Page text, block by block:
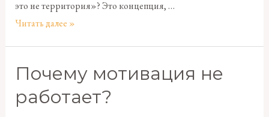
это не территория»? Это концепция, …
Читать далее »
Почему мотивация не
работает?